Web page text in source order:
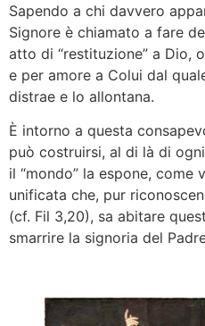
Sapendo a chi davvero
Signore è chiamato a fare
atto di “restituzione” a Dio,
e per amore a Colui dal
distrae e lo allontana.
È intorno a questa
può costruirsi, al di là di
il “mondo” la espone, come
unificata che, pur
(cf. Fil 3,20), sa abitare
smarrire la signoria del